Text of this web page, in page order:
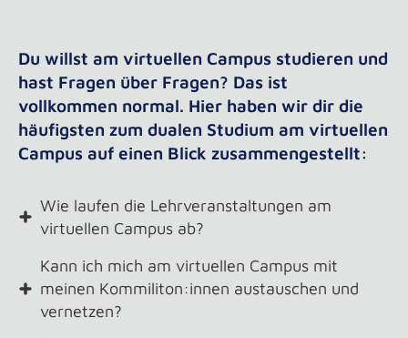
Du willst am virtuellen Campus studieren und
hast Fragen über Fragen? Das ist
vollkommen normal. Hier haben wir dir die
häufigsten zum dualen Studium am virtuellen
Campus auf einen Blick zusammengestellt:
Wie laufen die Lehrveranstaltungen am
virtuellen Campus ab?
Kann ich mich am virtuellen Campus mit
meinen Kommiliton:innen austauschen und
vernetzen?